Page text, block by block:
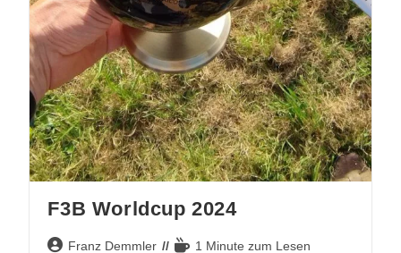
F3B Worldcup 2024
Beitrags-
Franz Demmler Lesedauer:
1 Minute zum Lesen